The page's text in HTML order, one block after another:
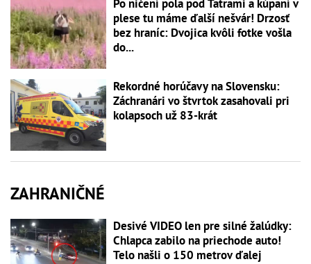
Po ničení pola pod Tatrami a kúpaní v
plese tu máme ďalší nešvár! Drzosť
bez hraníc: Dvojica kvôli fotke vošla
do...
Rekordné horúčavy na Slovensku:
Záchranári vo štvrtok zasahovali pri
kolapsoch už 83-krát
ZAHRANIČNÉ
Desivé VIDEO len pre silné žalúdky:
Chlapca zabilo na priechode auto!
Telo našli o 150 metrov ďalej